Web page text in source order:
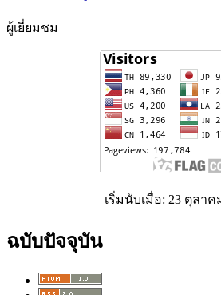
ผู้เยี่ยมชม
เริ่มนับเมื่อ: 23 ตุลาค
ฉบับปัจจุบัน